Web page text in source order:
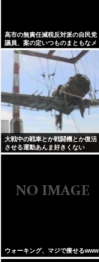
高市の無責任減税反対派の自民党
議員、案の定いつものまともなメ
ンツだったwww
大戦中の戦車とか戦闘機とか復活
させる運動あんま好きくない
ウォーキング、マジで痩せるwww